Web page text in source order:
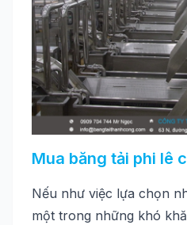
Mua băng tải phi lê
Nếu như việc lựa chọn
một trong những khó